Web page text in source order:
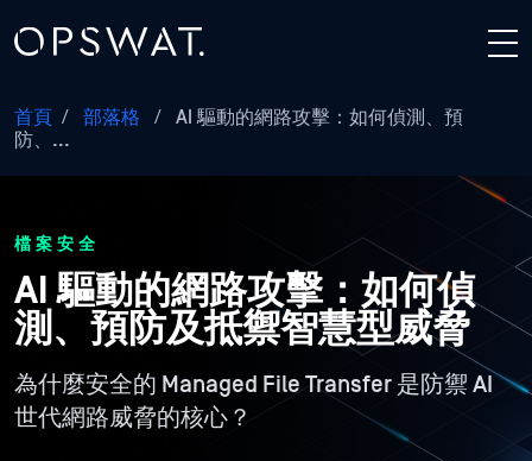
首頁 / 部落格 /
AI 驅動的網路攻擊：如何偵測、預
防、...
檔案安全
AI 驅動的網路攻擊：如何偵
測、預防及抵禦智慧型威脅
為什麼安全的 Managed File Transfer 是防禦 AI
世代網路威脅的核心？